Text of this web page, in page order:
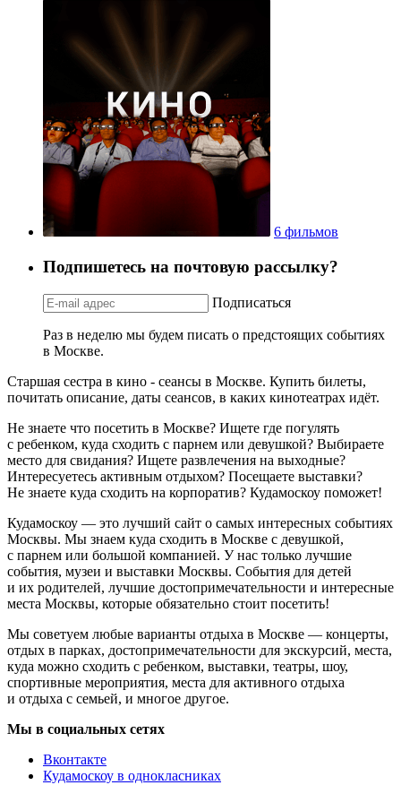
6 фильмов
Подпишетесь на почтовую рассылку?
Подписаться
Раз в неделю мы будем писать о предстоящих событиях
в Москве.
Старшая сестра в кино - сеансы в Москве. Купить билеты,
почитать описание, даты сеансов, в каких кинотеатрах идёт.
Не знаете что посетить в Москве? Ищете где погулять
с ребенком, куда сходить с парнем или девушкой? Выбираете
место для свидания? Ищете развлечения на выходные?
Интересуетесь активным отдыхом? Посещаете выставки?
Не знаете куда сходить на корпоратив? Кудамоскоу поможет!
Кудамоскоу — это лучший сайт о самых интересных событиях
Москвы. Мы знаем куда сходить в Москве с девушкой,
с парнем или большой компанией. У нас только лучшие
события, музеи и выставки Москвы. События для детей
и их родителей, лучшие достопримечательности и интересные
места Москвы, которые обязательно стоит посетить!
Мы советуем любые варианты отдыха в Москве — концерты,
отдых в парках, достопримечательности для экскурсий, места,
куда можно сходить с ребенком, выставки, театры, шоу,
спортивные мероприятия, места для активного отдыха
и отдыха с семьей, и многое другое.
Мы в социальных сетях
Вконтакте
Кудамоскоу в однокласниках